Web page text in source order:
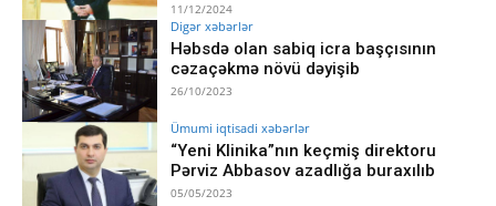
11/12/2024
Digər xəbərlər
Həbsdə olan sabiq icra başçısının
cəzaçəkmə növü dəyişib
26/10/2023
Ümumi iqtisadi xəbərlər
“Yeni Klinika”nın keçmiş direktoru
Pərviz Abbasov azadlığa buraxılıb
05/05/2023